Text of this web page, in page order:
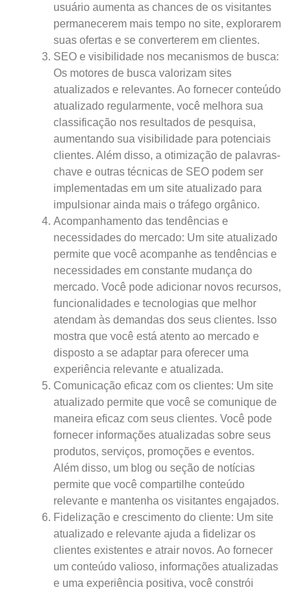
usuário aumenta as chances de os visitantes
permanecerem mais tempo no site, explorarem
suas ofertas e se converterem em clientes.
SEO e visibilidade nos mecanismos de busca:
Os motores de busca valorizam sites
atualizados e relevantes. Ao fornecer conteúdo
atualizado regularmente, você melhora sua
classificação nos resultados de pesquisa,
aumentando sua visibilidade para potenciais
clientes. Além disso, a otimização de palavras-
chave e outras técnicas de SEO podem ser
implementadas em um site atualizado para
impulsionar ainda mais o tráfego orgânico.
Acompanhamento das tendências e
necessidades do mercado: Um site atualizado
permite que você acompanhe as tendências e
necessidades em constante mudança do
mercado. Você pode adicionar novos recursos,
funcionalidades e tecnologias que melhor
atendam às demandas dos seus clientes. Isso
mostra que você está atento ao mercado e
disposto a se adaptar para oferecer uma
experiência relevante e atualizada.
Comunicação eficaz com os clientes: Um site
atualizado permite que você se comunique de
maneira eficaz com seus clientes. Você pode
fornecer informações atualizadas sobre seus
produtos, serviços, promoções e eventos.
Além disso, um blog ou seção de notícias
permite que você compartilhe conteúdo
relevante e mantenha os visitantes engajados.
Fidelização e crescimento do cliente: Um site
atualizado e relevante ajuda a fidelizar os
clientes existentes e atrair novos. Ao fornecer
um conteúdo valioso, informações atualizadas
e uma experiência positiva, você constrói